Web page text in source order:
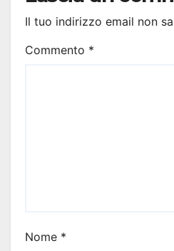
Il tuo indirizzo email non
Commento *
Nome *